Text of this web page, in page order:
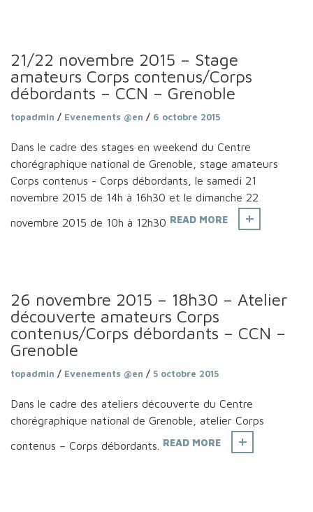
21/22 novembre 2015 – Stage
amateurs Corps contenus/Corps
débordants – CCN – Grenoble
topadmin / Evenements @en / 6 octobre 2015
Dans le cadre des stages en weekend du Centre
chorégraphique national de Grenoble, stage amateurs
Corps contenus - Corps débordants, le samedi 21
novembre 2015 de 14h à 16h30 et le dimanche 22
novembre 2015 de 10h à 12h30 READ MORE
26 novembre 2015 – 18h30 – Atelier
découverte amateurs Corps
contenus/Corps débordants – CCN –
Grenoble
topadmin / Evenements @en / 5 octobre 2015
Dans le cadre des ateliers découverte du Centre
chorégraphique national de Grenoble, atelier Corps
contenus – Corps débordants. READ MORE